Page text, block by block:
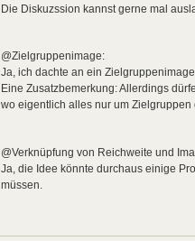
Die Diskuzssion kannst gerne mal
@Zielgruppenimage:
Ja, ich dachte an ein
Eine Zusatzbemerkung: Allerdings
wo eigentlich alles nur um
@Verknüpfung von Reichweite und
Ja, die Idee könnte durchaus einige
müssen.